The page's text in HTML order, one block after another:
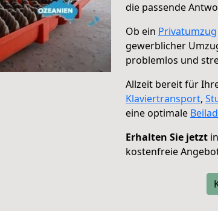
die passende
Ob ein Privatumzug
gewerblicher
problemlos und
Allzeit bereit für
Klaviertransport,
eine optimale
Erhalten Sie jetzt
kostenfreie